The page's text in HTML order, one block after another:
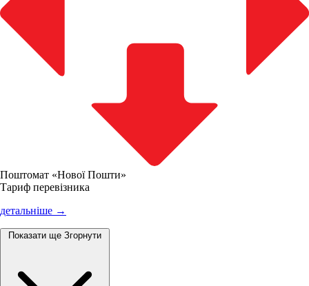
Поштомат «Нової Пошти»
Тариф перевізника
детальніше →
Показати ще Згорнути